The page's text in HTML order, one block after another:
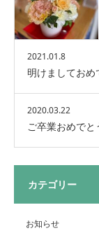
2021.01.8
明けましておめ
2020.03.22
ご卒業おめでと
カテゴリー
お知らせ